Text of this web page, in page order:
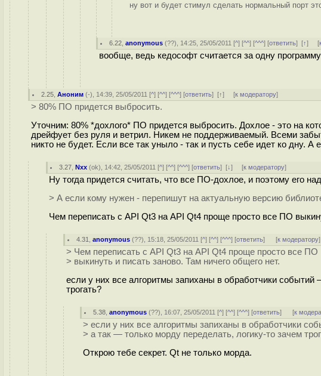
ну вот и будет стимул сделать нормальный порт
6.22 ,anonymous (??), 14:25, 25/05/2011 [^] [^^] [^^^] [ответить][↑] [
вообще, ведь кедософт считается за одну
2.25 ,Аноним (-), 14:39, 25/05/2011 [^] [^^] [^^^] [ответить][↑] [к модератору]
> 80% ПО придется выбросить.
Уточним: 80% *дохлого* ПО придется выбросить. Дохлое - это на
дрейфует без руля и ветрил. Никем не поддерживаемый. Всеми
никто не будет. Если все так уныло - так и пусть себе идет ко дну.
3.27 ,Nxx (ok), 14:42, 25/05/2011 [^] [^^] [^^^] [ответить][↓] [к модератору]
Ну тогда придется считать, что все ПО-дохлое, и поэтому его
> А если кому нужен - перепишут на актуальную версию
Чем переписать с API Qt3 на API Qt4 проще просто все ПО
4.31 ,anonymous (??), 15:18, 25/05/2011 [^] [^^] [^^^] [ответить] [к модератору]
> Чем переписать с API Qt3 на API Qt4 проще просто все ПО
> выкинуть и писать заново. Там ничего общего нет.
если у них все алгоритмы запиханы в обработчики
трогать?
5.38 ,anonymous (??), 16:07, 25/05/2011 [^] [^^] [^^^] [ответить] [к
> если у них все алгоритмы запиханы в обработчики
> а так — только морду переделать, логику-то зачем
Открою тебе секрет. Qt не только морда.